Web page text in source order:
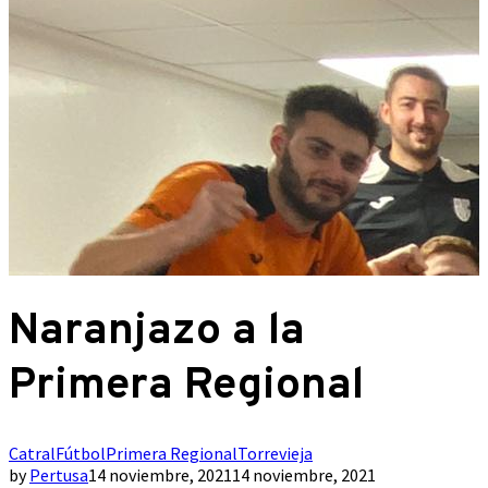
Naranjazo a la
Primera Regional
CatralFútbolPrimera RegionalTorrevieja
byPertusa14 noviembre, 202114 noviembre, 2021